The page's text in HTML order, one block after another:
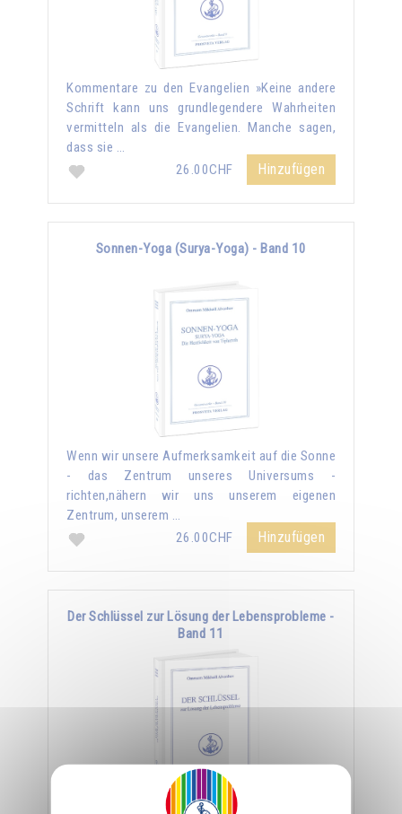
Kommentare zu den Evangelien »Keine andere
Schrift kann uns grundlegendere Wahrheiten
vermitteln als die Evangelien. Manche sagen,
dass sie …
26.00CHF
Hinzufügen
Sonnen-Yoga (Surya-Yoga) - Band 10
Wenn wir unsere Aufmerksamkeit auf die Sonne
- das Zentrum unseres Universums -
richten,nähern wir uns unserem eigenen
Zentrum, unserem …
26.00CHF
Hinzufügen
Der Schlüssel zur Lösung der Lebensprobleme -
Band 11